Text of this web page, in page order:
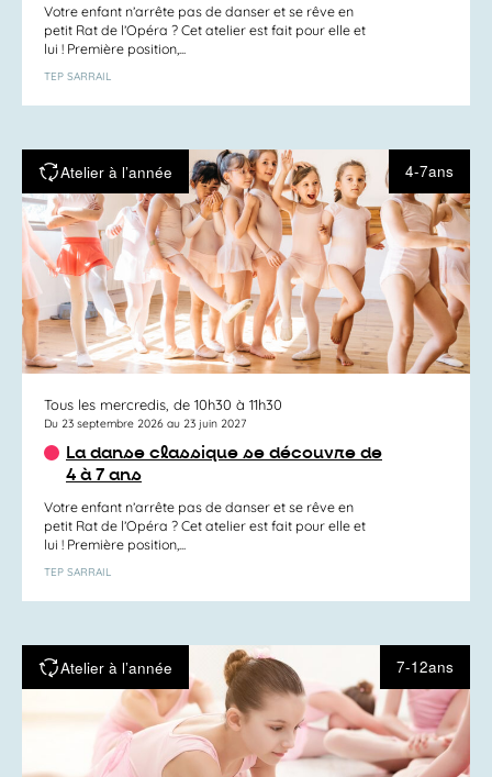
Votre enfant n’arrête pas de danser et se rêve en
petit Rat de l’Opéra ? Cet atelier est fait pour elle et
lui ! Première position,...
TEP SARRAIL
Atelier à l’année 4-7ans
Tous les mercredis, de 10h30 à 11h30
Du 23 septembre 2026 au 23 juin 2027
La danse classique se découvre de
4 à 7 ans
Votre enfant n’arrête pas de danser et se rêve en
petit Rat de l’Opéra ? Cet atelier est fait pour elle et
lui ! Première position,...
TEP SARRAIL
Atelier à l’année 7-12ans